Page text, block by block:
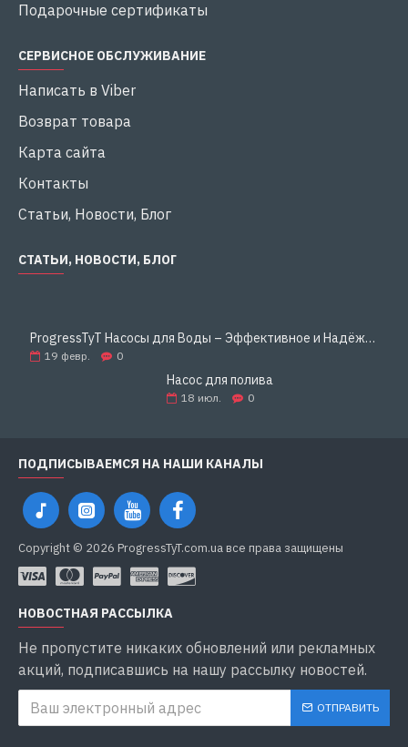
Подарочные сертификаты
СЕРВИСНОЕ ОБСЛУЖИВАНИЕ
Написать в Viber
Возврат товара
Карта сайта
Контакты
Статьи, Новости, Блог
СТАТЬИ, НОВОСТИ, БЛОГ
ProgressTyT Насосы для Воды – Эффективное и Надёжное Решение для Дома и Бизнеса
19 февр. 0
Насос для полива
18 июл. 0
ПОДПИСЫВАЕМСЯ НА НАШИ КАНАЛЫ
Copyright © 2026 ProgressTyT.com.ua все права защищены
НОВОСТНАЯ РАССЫЛКА
Не пропустите никаких обновлений или рекламных
акций, подписавшись на нашу рассылку новостей.
ОТПРАВИТЬ